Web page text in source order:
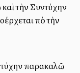
τὴν Συντύχην
ἀπὸ τὴν
παρακαλῶ